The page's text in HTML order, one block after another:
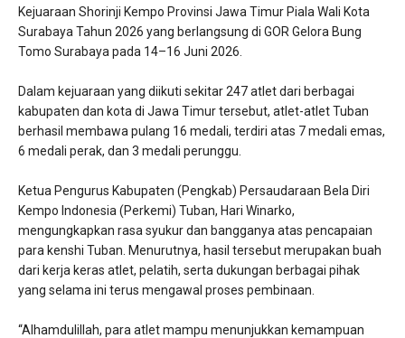
Kejuaraan Shorinji Kempo Provinsi Jawa Timur Piala Wali Kota
Surabaya Tahun 2026 yang berlangsung di GOR Gelora Bung
Tomo Surabaya pada 14–16 Juni 2026.
Dalam kejuaraan yang diikuti sekitar 247 atlet dari berbagai
kabupaten dan kota di Jawa Timur tersebut, atlet-atlet Tuban
berhasil membawa pulang 16 medali, terdiri atas 7 medali emas,
6 medali perak, dan 3 medali perunggu.
Ketua Pengurus Kabupaten (Pengkab) Persaudaraan Bela Diri
Kempo Indonesia (Perkemi) Tuban, Hari Winarko,
mengungkapkan rasa syukur dan bangganya atas pencapaian
para kenshi Tuban. Menurutnya, hasil tersebut merupakan buah
dari kerja keras atlet, pelatih, serta dukungan berbagai pihak
yang selama ini terus mengawal proses pembinaan.
“Alhamdulillah, para atlet mampu menunjukkan kemampuan